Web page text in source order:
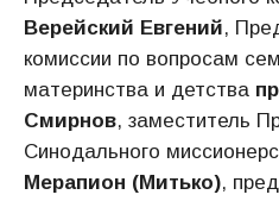
Верейский Евгений,
комиссии по вопросам
материнства и детства
Смирнов, заместитель
Синодального
Мерапион (Митько),